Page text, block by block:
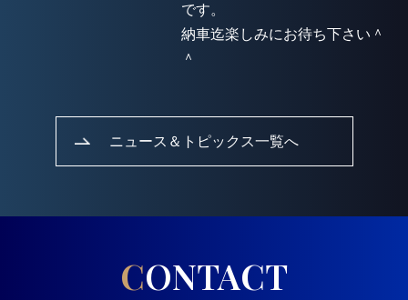
です。
納車迄楽しみにお待ち下さい＾
＾
ニュース＆トピックス一覧へ
CONTACT